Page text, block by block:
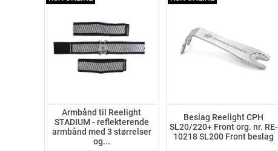
Armbånd til Reelight
STADIUM - reflekterende
armbånd med 3 størrelser
og...
Beslag Reelight CPH
SL20/220+ Front org. nr. RE-
10218 SL200 Front beslag